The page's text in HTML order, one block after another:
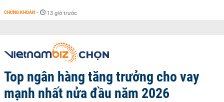
CHỨNG KHOÁN - 13 giờ trước
Top ngân hàng tăng trưởng cho vay
mạnh nhất nửa đầu năm 2026